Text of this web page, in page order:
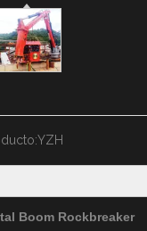
YZH
Boom Rockbreaker